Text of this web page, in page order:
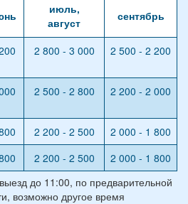
июль,
август
сентябрь
2 800 - 3 000 2 500 - 2 200
2 500 - 2 800 2 200 - 2 000
2 200 - 2 500
2 000 - 1 800
2 200 - 2 500
2 000 - 1 800
до 11:00, по предварительной
возможно другое время